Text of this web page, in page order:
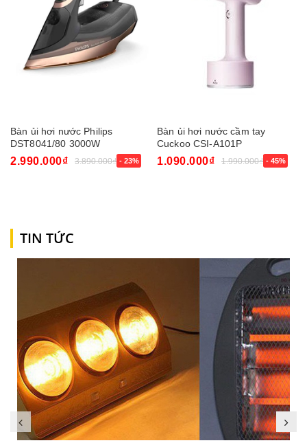
Bàn ủi hơi nước Philips
DST8041/80 3000W
2.990.000₫ 3.890.000₫ - 23%
Bàn ủi hơi nước cầm tay
Cuckoo CSI-A101P
1.090.000₫ 1.990.000₫ - 45%
TIN TỨC